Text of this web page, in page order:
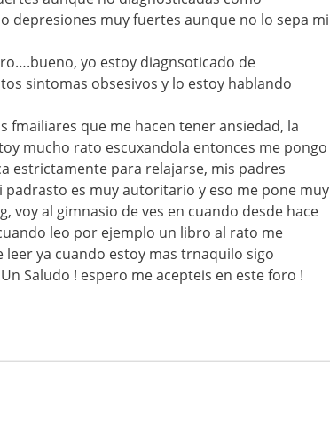
depresiones muy fuertes aunque no lo sepa mi
yo estoy diagnsoticado de
sintomas obsesivos y lo estoy hablando
fmailiares que me hacen tener ansiedad, la
mucho rato escuxandola entonces me pongo
estrictamente para relajarse, mis padres
padrasto es muy autoritario y eso me pone muy
voy al gimnasio de ves en cuando desde hace
leo por ejemplo un libro al rato me
ya cuando estoy mas trnaquilo sigo
Saludo ! espero me acepteis en este foro !